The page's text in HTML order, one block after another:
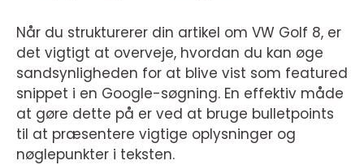
Når du strukturerer din artikel om VW Golf 8, er
det vigtigt at overveje, hvordan du kan øge
sandsynligheden for at blive vist som featured
snippet i en Google-søgning. En effektiv måde
at gøre dette på er ved at bruge bulletpoints
til at præsentere vigtige oplysninger og
nøglepunkter i teksten.